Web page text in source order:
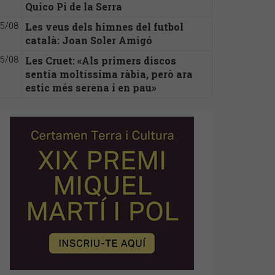
Quico Pi de la Serra
08
Les veus dels himnes del futbol
català: Joan Soler Amigó
08
Les Cruet: «Als primers discos
sentia moltíssima ràbia, però ara
estic més serena i en pau»